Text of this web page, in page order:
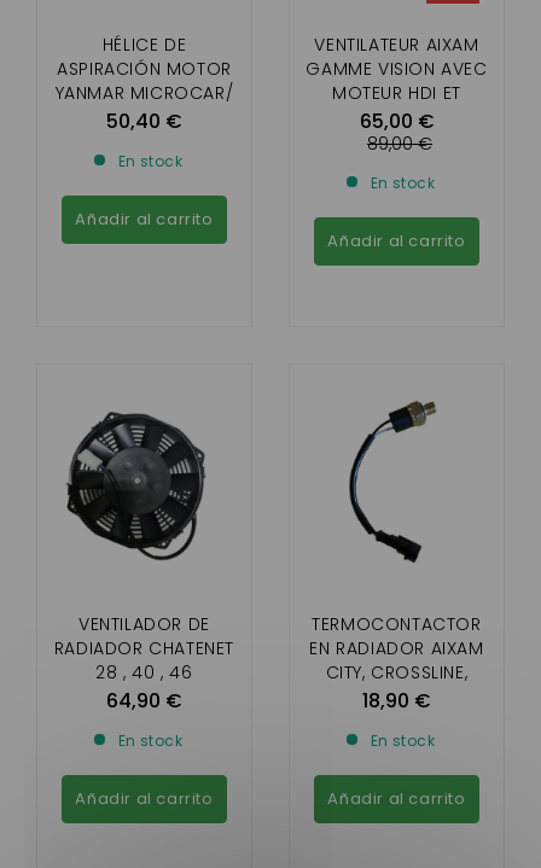
HÉLICE DE
ASPIRACIÓN MOTOR
YANMAR MICROCAR/
CHATENET / JDM /
50,40 €
En stock
Añadir al carrito
VENTILATEUR AIXAM
GAMME VISION AVEC
MOTEUR HDI ET
GAMME SENSATION
TOUS MOTEUR
65,00 €
89,00 €
En stock
Añadir al carrito
VENTILADOR DE
RADIADOR CHATENET
28 , 40 , 46
64,90 €
En stock
Añadir al carrito
TERMOCONTACTOR
EN RADIADOR AIXAM
CITY, CROSSLINE,
COUPÉ, CROSSOVER
EMOTION)
18,90 €
En stock
Añadir al carrito